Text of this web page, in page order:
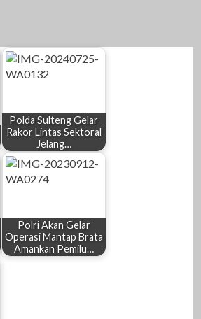
Polda Sulteng Gelar
Rakor Lintas Sektoral
Jelang…
Polri Akan Gelar
Operasi Mantap Brata
Amankan Pemilu…